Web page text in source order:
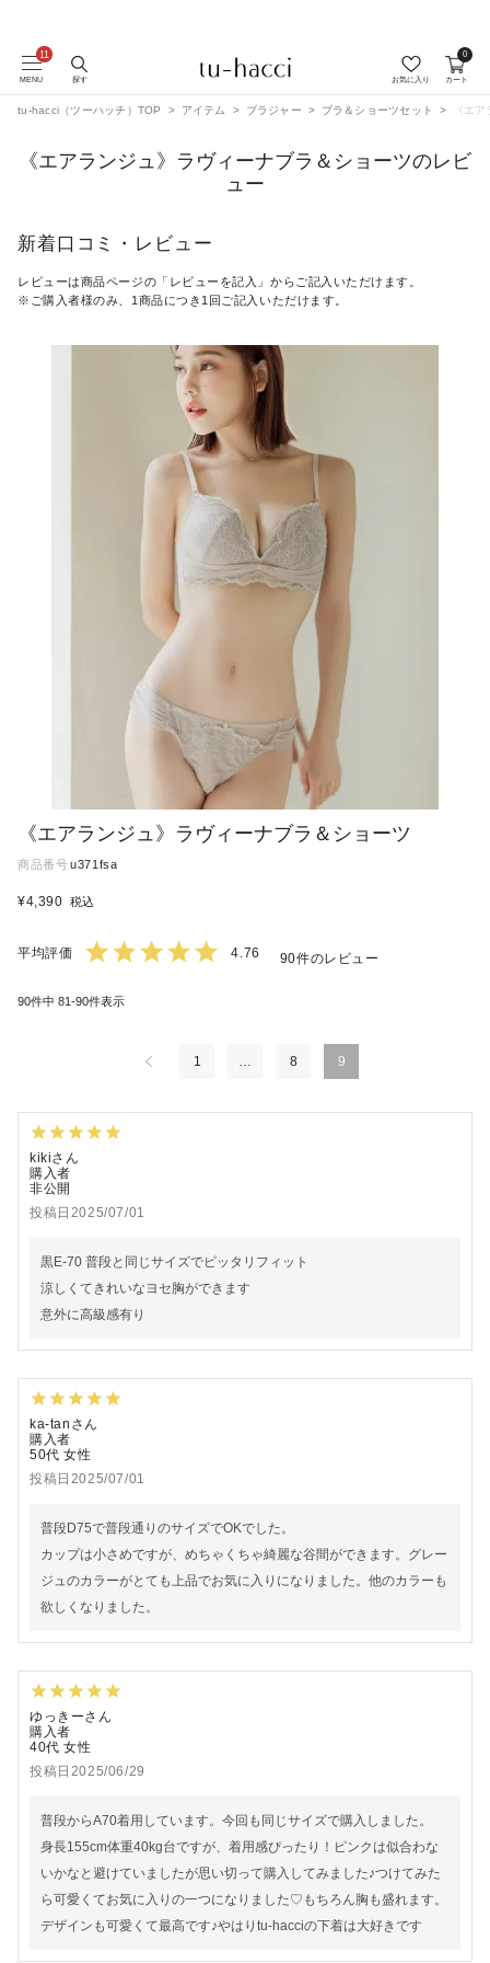
会員登録で今すぐ使えるポイントプレゼント！
MENU 探す お気に入り カート
0
tu-hacci（ツーハッチ）TOP アイテム ブラジャー ブラ＆ショーツセット 《エ
《エアランジュ》ラヴィーナブラ＆ショーツのレビ
ュー
新着口コミ・レビュー
レビューは商品ページの「レビューを記入」からご記入いただけます。
※ご購入者様のみ、1商品につき1回ご記入いただけます。
《エアランジュ》ラヴィーナブラ＆ショーツ
商品番号u371fsa
¥4,390 税込
4.76 90
90件中 81 -90件表示
1 … 8 9
kiki
購入者
非公開
投稿日 2025/07/01
黒E-70 普段と同じサイズでピッタリフィット
涼しくてきれいなヨセ胸ができます
意外に高級感有り
ka-tan
購入者
50代 女性
投稿日 2025/07/01
普段D75で普段通りのサイズでOKでした。
カップは小さめですが、めちゃくちゃ綺麗な谷間ができます。グレー
ジュのカラーがとても上品でお気に入りになりました。他のカラーも
欲しくなりました。
ゆっきー
購入者
40代 女性
投稿日 2025/06/29
普段からA70着用しています。今回も同じサイズで購入しました。
身長155cm体重40kg台ですが、着用感ぴったり！ピンクは似合わな
いかなと避けていましたが思い切って購入してみました♪つけてみた
ら可愛くてお気に入りの一つになりました♡もちろん胸も盛れます。
デザインも可愛くて最高です♪やはりtu-hacciの下着は大好きです